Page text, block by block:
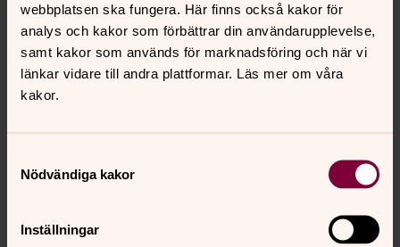
webbplatsen ska fungera. Här finns också kakor för
analys och kakor som förbättrar din användarupplevelse,
samt kakor som används för marknadsföring och när vi
länkar vidare till andra plattformar. Läs mer om våra
kakor.
Nödvändiga kakor
Inställningar
Kyrkoherde, Nederluleå församling